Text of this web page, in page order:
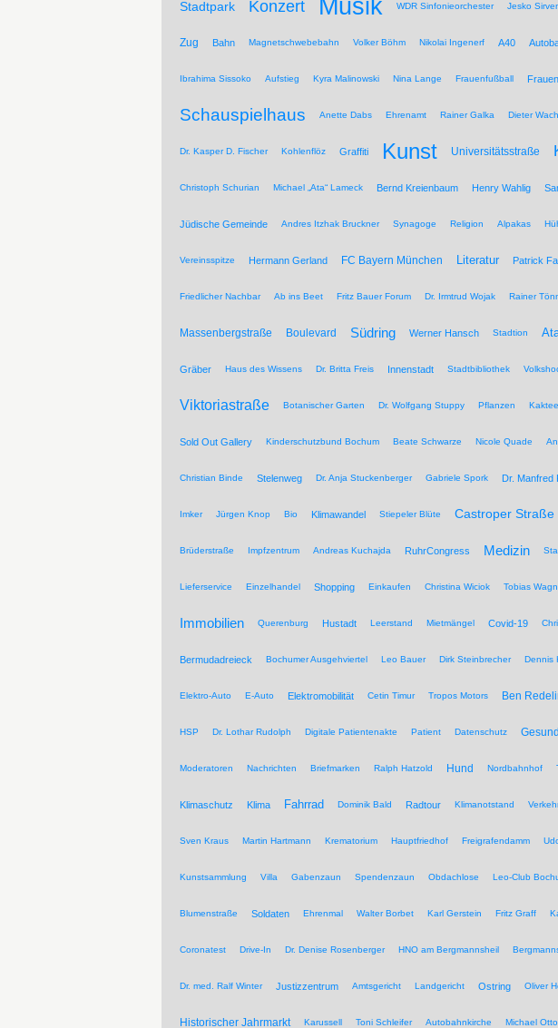
Stadtpark Konzert Musik WDR Sinfonieorchester Jesko
Zug Bahn Magnetschwebebahn Volker Böhm Nikolai Ingenerf A40
Ibrahima Sissoko Aufstieg Kyra Malinowski Nina Lange Frauenfußball
Schauspielhaus Anette Dabs Ehrenamt Rainer Galka Dieter
Dr. Kasper D. Fischer Kohlenflöz Graffiti Kunst Universitätsstraße
Christoph Schurian Michael „Ata“ Lameck Bernd Kreienbaum Henry Wahlig
Jüdische Gemeinde Andres Itzhak Bruckner Synagoge Religion Alpakas
Vereinsspitze Hermann Gerland FC Bayern München Literatur Patrick
Friedlicher Nachbar Ab ins Beet Fritz Bauer Forum Dr. Irmtrud Wojak Rainer
Massenbergstraße Boulevard Südring Werner Hansch Stadtion
Gräber Haus des Wissens Dr. Britta Freis Innenstadt Stadtbibliothek
Viktoriastraße Botanischer Garten Dr. Wolfgang Stuppy Pflanzen
Sold Out Gallery Kinderschutzbund Bochum Beate Schwarze Nicole Quade
Christian Binde Stelenweg Dr. Anja Stuckenberger Gabriele Spork Dr. Manfred
Imker Jürgen Knop Bio Klimawandel Stiepeler Blüte Castroper Straße
Brüderstraße Impfzentrum Andreas Kuchajda RuhrCongress Medizin
Lieferservice Einzelhandel Shopping Einkaufen Christina Wiciok Tobias
Immobilien Querenburg Hustadt Leerstand Mietmängel Covid-19
Bermudadreieck Bochumer Ausgehviertel Leo Bauer Dirk Steinbrecher Dennis
Elektro-Auto E-Auto Elektromobilität Cetin Timur Tropos Motors Ben
HSP Dr. Lothar Rudolph Digitale Patientenakte Patient Datenschutz
Moderatoren Nachrichten Briefmarken Ralph Hatzold Hund Nordbahnhof
Klimaschutz Klima Fahrrad Dominik Bald Radtour Klimanotstand
Sven Kraus Martin Hartmann Krematorium Hauptfriedhof Freigrafendamm
Kunstsammlung Villa Gabenzaun Spendenzaun Obdachlose Leo-Club
Blumenstraße Soldaten Ehrenmal Walter Borbet Karl Gerstein Fritz Graff
Coronatest Drive-In Dr. Denise Rosenberger HNO am Bergmannsheil
Dr. med. Ralf Winter Justizzentrum Amtsgericht Landgericht Ostring Oliver
Historischer Jahrmarkt Karussell Toni Schleifer Autobahnkirche Michael Otto